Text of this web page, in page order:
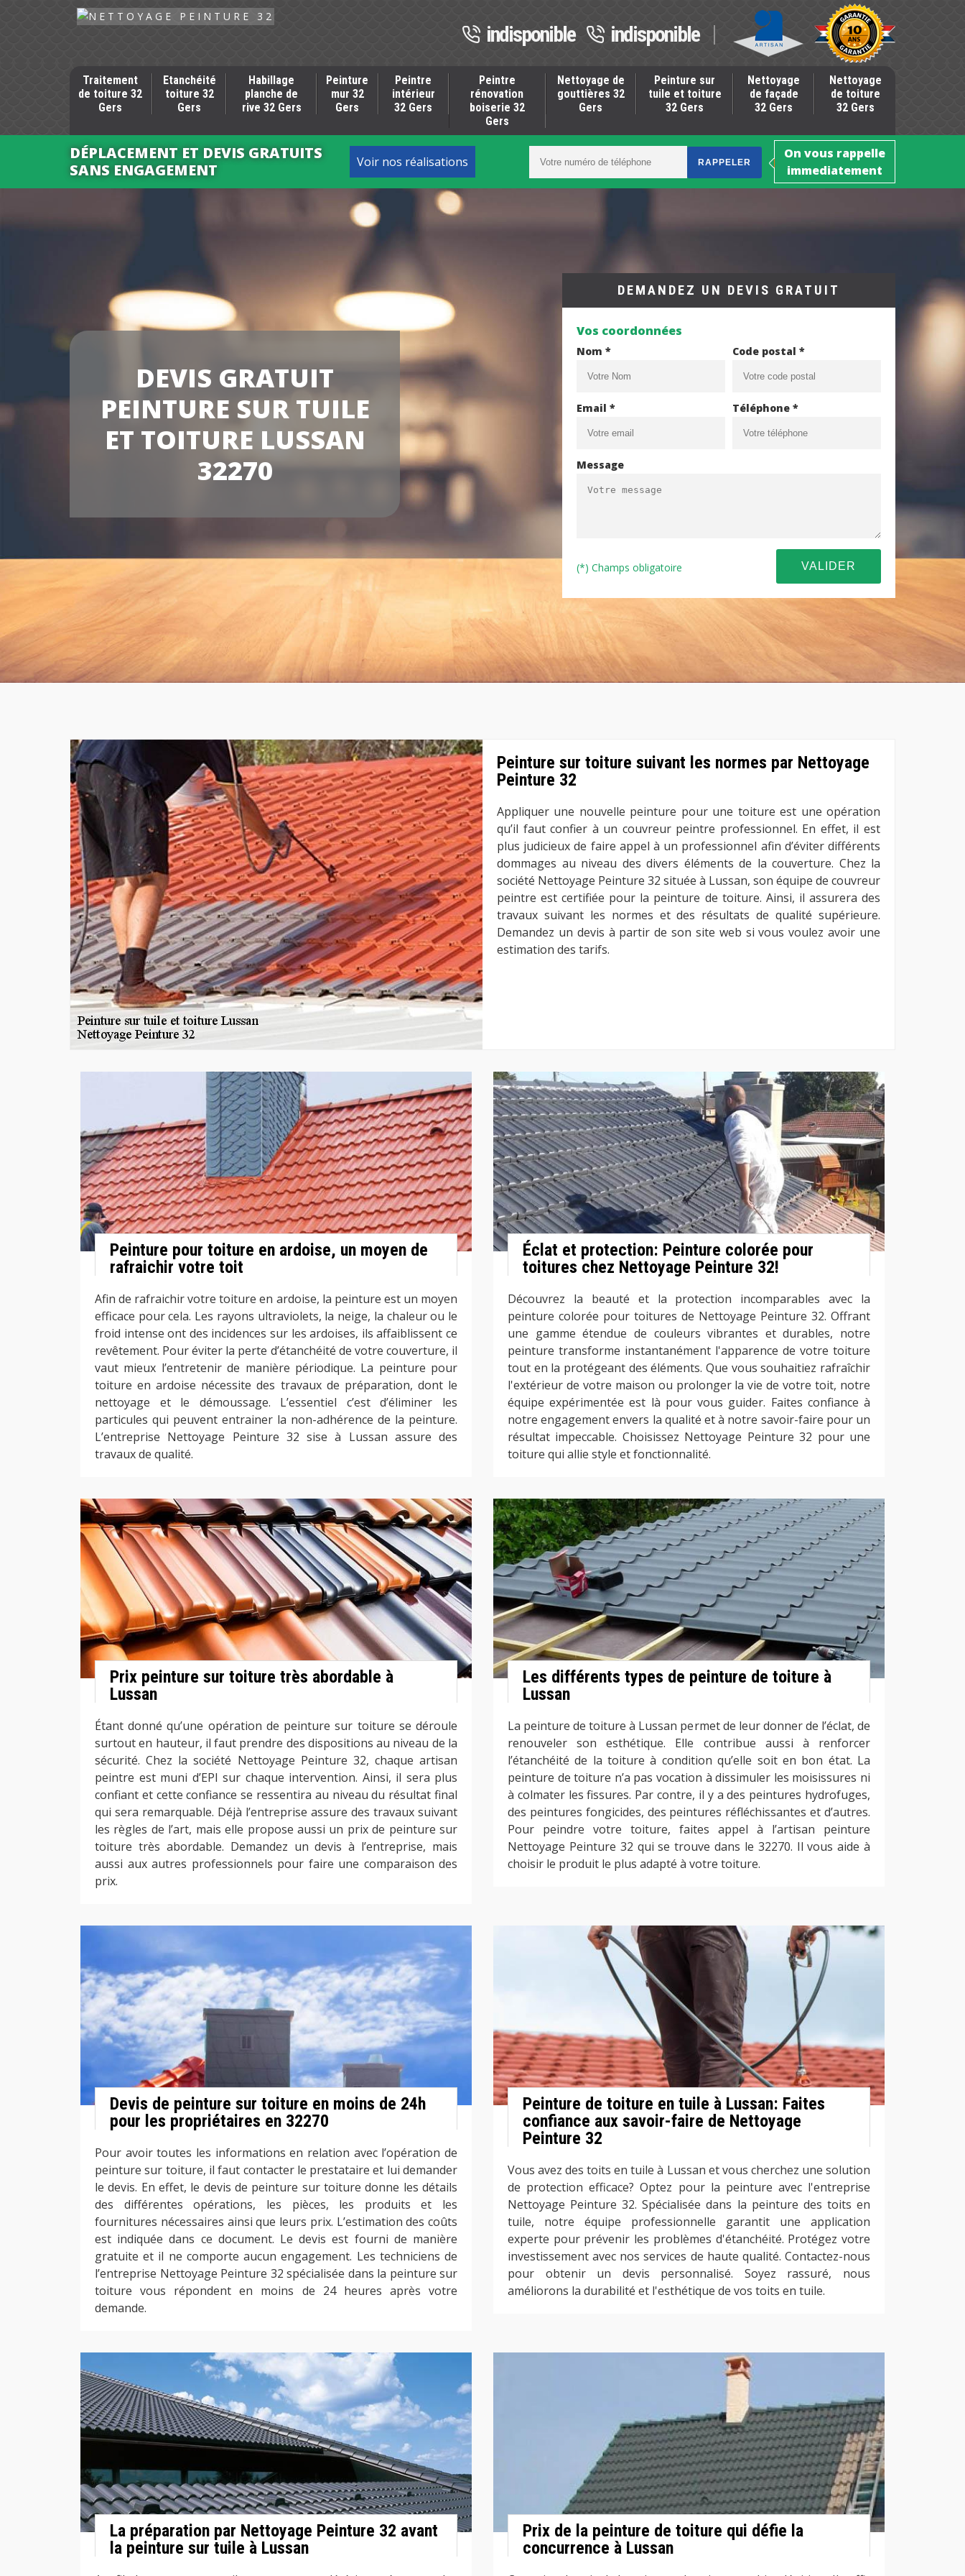
indisponible indisponible
Traitement
de toiture 32
Gers
Etanchéité
toiture 32
Gers
Habillage
planche de
rive 32 Gers
Peinture
mur 32
Gers
Peintre
intérieur
32 Gers
Peintre
rénovation
boiserie 32
Gers
Nettoyage de
gouttières 32
Gers
Peinture sur
tuile et toiture
32 Gers
Nettoyage
de façade
32 Gers
Nettoyage
de toiture
32 Gers
DÉPLACEMENT ET DEVIS GRATUITS
SANS ENGAGEMENT
Voir nos réalisations
On vous rappelle
immediatement
DEVIS GRATUIT
PEINTURE SUR TUILE
ET TOITURE LUSSAN
32270
DEMANDEZ UN DEVIS GRATUIT
Vos coordonnées
Nom * Code postal *
Email * Téléphone *
Message
(*) Champs obligatoire
Peinture sur toiture suivant les normes par Nettoyage
Peinture 32
Appliquer une nouvelle peinture pour une toiture est une opération
qu’il faut confier à un couvreur peintre professionnel. En effet, il est
plus judicieux de faire appel à un professionnel afin d’éviter différents
dommages au niveau des divers éléments de la couverture. Chez la
société Nettoyage Peinture 32 située à Lussan, son équipe de couvreur
peintre est certifiée pour la peinture de toiture. Ainsi, il assurera des
travaux suivant les normes et des résultats de qualité supérieure.
Demandez un devis à partir de son site web si vous voulez avoir une
estimation des tarifs.
Peinture pour toiture en ardoise, un moyen de
rafraichir votre toit
Afin de rafraichir votre toiture en ardoise, la peinture est un moyen
efficace pour cela. Les rayons ultraviolets, la neige, la chaleur ou le
froid intense ont des incidences sur les ardoises, ils affaiblissent ce
revêtement. Pour éviter la perte d’étanchéité de votre couverture, il
vaut mieux l’entretenir de manière périodique. La peinture pour
toiture en ardoise nécessite des travaux de préparation, dont le
nettoyage et le démoussage. L’essentiel c’est d’éliminer les
particules qui peuvent entrainer la non-adhérence de la peinture.
L’entreprise Nettoyage Peinture 32 sise à Lussan assure des
travaux de qualité.
Éclat et protection: Peinture colorée pour
toitures chez Nettoyage Peinture 32!
Découvrez la beauté et la protection incomparables avec la
peinture colorée pour toitures de Nettoyage Peinture 32. Offrant
une gamme étendue de couleurs vibrantes et durables, notre
peinture transforme instantanément l'apparence de votre toiture
tout en la protégeant des éléments. Que vous souhaitiez rafraîchir
l'extérieur de votre maison ou prolonger la vie de votre toit, notre
équipe expérimentée est là pour vous guider. Faites confiance à
notre engagement envers la qualité et à notre savoir-faire pour un
résultat impeccable. Choisissez Nettoyage Peinture 32 pour une
toiture qui allie style et fonctionnalité.
Prix peinture sur toiture très abordable à
Lussan
Étant donné qu’une opération de peinture sur toiture se déroule
surtout en hauteur, il faut prendre des dispositions au niveau de la
sécurité. Chez la société Nettoyage Peinture 32, chaque artisan
peintre est muni d’EPI sur chaque intervention. Ainsi, il sera plus
confiant et cette confiance se ressentira au niveau du résultat final
qui sera remarquable. Déjà l’entreprise assure des travaux suivant
les règles de l’art, mais elle propose aussi un prix de peinture sur
toiture très abordable. Demandez un devis à l’entreprise, mais
aussi aux autres professionnels pour faire une comparaison des
prix.
Les différents types de peinture de toiture à
Lussan
La peinture de toiture à Lussan permet de leur donner de l’éclat, de
renouveler son esthétique. Elle contribue aussi à renforcer
l’étanchéité de la toiture à condition qu’elle soit en bon état. La
peinture de toiture n’a pas vocation à dissimuler les moisissures ni
à colmater les fissures. Par contre, il y a des peintures hydrofuges,
des peintures fongicides, des peintures réfléchissantes et d’autres.
Pour peindre votre toiture, faites appel à l’artisan peinture
Nettoyage Peinture 32 qui se trouve dans le 32270. Il vous aide à
choisir le produit le plus adapté à votre toiture.
Devis de peinture sur toiture en moins de 24h
pour les propriétaires en 32270
Pour avoir toutes les informations en relation avec l’opération de
peinture sur toiture, il faut contacter le prestataire et lui demander
le devis. En effet, le devis de peinture sur toiture donne les détails
des différentes opérations, les pièces, les produits et les
fournitures nécessaires ainsi que leurs prix. L’estimation des coûts
est indiquée dans ce document. Le devis est fourni de manière
gratuite et il ne comporte aucun engagement. Les techniciens de
l’entreprise Nettoyage Peinture 32 spécialisée dans la peinture sur
toiture vous répondent en moins de 24 heures après votre
demande.
Peinture de toiture en tuile à Lussan: Faites
confiance aux savoir-faire de Nettoyage
Peinture 32
Vous avez des toits en tuile à Lussan et vous cherchez une solution
de protection efficace? Optez pour la peinture avec l'entreprise
Nettoyage Peinture 32. Spécialisée dans la peinture des toits en
tuile, notre équipe professionnelle garantit une application
experte pour prévenir les problèmes d'étanchéité. Protégez votre
investissement avec nos services de haute qualité. Contactez-nous
pour obtenir un devis personnalisé. Soyez rassuré, nous
améliorons la durabilité et l'esthétique de vos toits en tuile.
La préparation par Nettoyage Peinture 32 avant
la peinture sur tuile à Lussan
Prix de la peinture de toiture qui défie la
concurrence à Lussan